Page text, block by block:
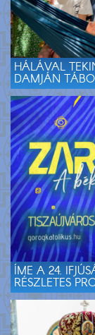
HÁLÁVAL
DAMJÁN
ÍME A 24.
RÉSZLETES